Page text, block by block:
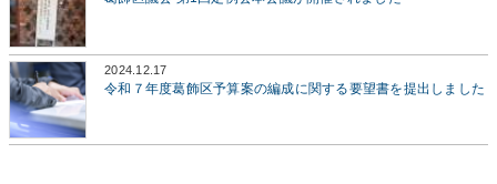
2024.12.17
令和７年度葛飾区予算案の編成に関する要望書を提出しました